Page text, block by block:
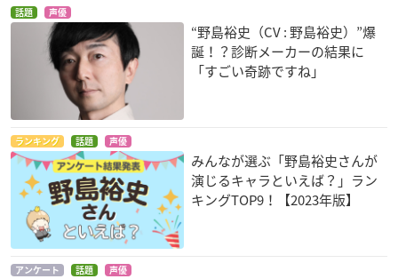
MAJOR（メジャー）
2nd season
沢村涼太
ターカップ総集編 ～
扉の向こう～
伊月俊
ターカップ総集編 ～
涙の先へ～
伊月俊
黒子のバスケ ウイン
ターカップ総集編 ～
影と光～
伊月俊
劇場版 弱虫ペダル
石垣光太郎
話題 声優
“野島裕史（CV : 野島裕史）”爆
誕！？診断メーカーの結果に
「すごい奇跡ですね」
ランキング 話題 声優
みんなが選ぶ「野島裕史さんが
演じるキャラといえば？」ラン
キングTOP9！【2023年版】
アンケート 話題 声優